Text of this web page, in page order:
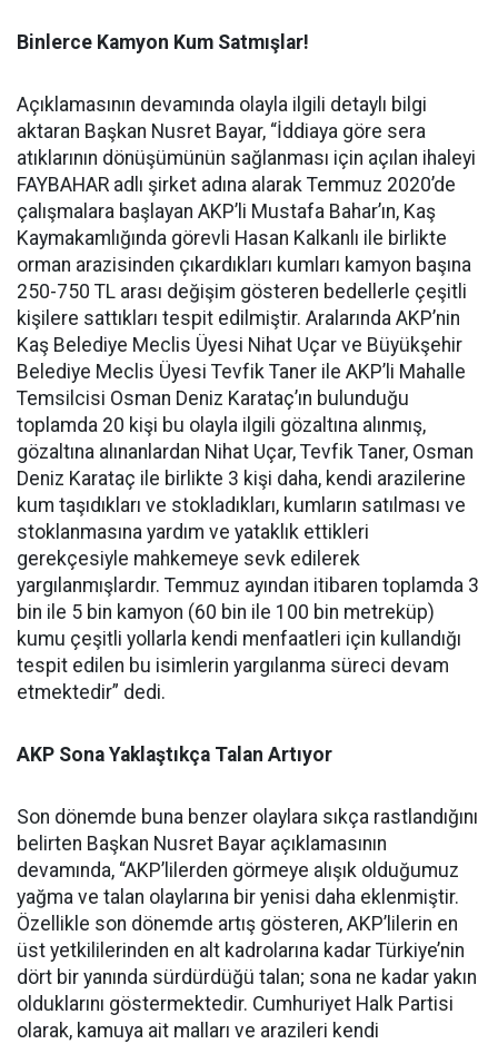
Binlerce Kamyon Kum Satmışlar!
Açıklamasının devamında olayla ilgili detaylı bilgi
aktaran Başkan Nusret Bayar, “İddiaya göre sera
atıklarının dönüşümünün sağlanması için açılan ihaleyi
FAYBAHAR adlı şirket adına alarak Temmuz 2020’de
çalışmalara başlayan AKP’li Mustafa Bahar’ın, Kaş
Kaymakamlığında görevli Hasan Kalkanlı ile birlikte
orman arazisinden çıkardıkları kumları kamyon başına
250-750 TL arası değişim gösteren bedellerle çeşitli
kişilere sattıkları tespit edilmiştir. Aralarında AKP’nin
Kaş Belediye Meclis Üyesi Nihat Uçar ve Büyükşehir
Belediye Meclis Üyesi Tevfik Taner ile AKP’li Mahalle
Temsilcisi Osman Deniz Karataç’ın bulunduğu
toplamda 20 kişi bu olayla ilgili gözaltına alınmış,
gözaltına alınanlardan Nihat Uçar, Tevfik Taner, Osman
Deniz Karataç ile birlikte 3 kişi daha, kendi arazilerine
kum taşıdıkları ve stokladıkları, kumların satılması ve
stoklanmasına yardım ve yataklık ettikleri
gerekçesiyle mahkemeye sevk edilerek
yargılanmışlardır. Temmuz ayından itibaren toplamda 3
bin ile 5 bin kamyon (60 bin ile 100 bin metreküp)
kumu çeşitli yollarla kendi menfaatleri için kullandığı
tespit edilen bu isimlerin yargılanma süreci devam
etmektedir” dedi.
AKP Sona Yaklaştıkça Talan Artıyor
Son dönemde buna benzer olaylara sıkça rastlandığını
belirten Başkan Nusret Bayar açıklamasının
devamında, “AKP’lilerden görmeye alışık olduğumuz
yağma ve talan olaylarına bir yenisi daha eklenmiştir.
Özellikle son dönemde artış gösteren, AKP’lilerin en
üst yetkililerinden en alt kadrolarına kadar Türkiye’nin
dört bir yanında sürdürdüğü talan; sona ne kadar yakın
olduklarını göstermektedir. Cumhuriyet Halk Partisi
olarak, kamuya ait malları ve arazileri kendi